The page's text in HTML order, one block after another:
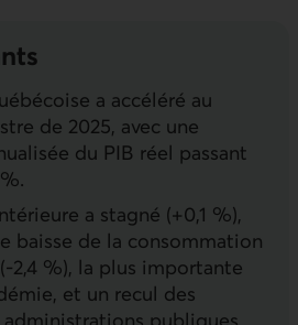
a accéléré au
de 2025, avec une
du PIB réel passant
a stagné (+0,1 %),
baisse de la consommation
2,4 %), la plus importante
et un recul des